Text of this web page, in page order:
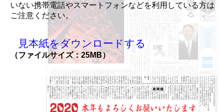
いない携帯電話やスマートフォンなどを利用している方は
ご注意ください。
見本紙をダウンロードする
（ファイルサイズ：25MB）